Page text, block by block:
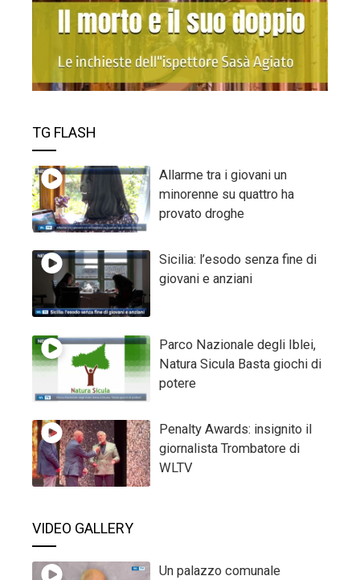
TG FLASH
Allarme tra i giovani un
minorenne su quattro ha
provato droghe
Sicilia: l’esodo senza fine di
giovani e anziani
Parco Nazionale degli Iblei,
Natura Sicula Basta giochi di
potere
Penalty Awards: insignito il
giornalista Trombatore di
WLTV
VIDEO GALLERY
Un palazzo comunale